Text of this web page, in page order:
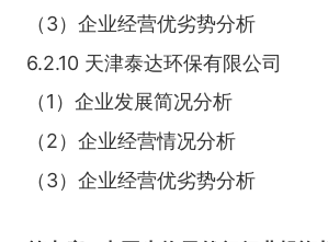
（3）企业经营优劣势分析
6.2.10 天津泰达环保有限公司
（1）企业发展简况分析
（2）企业经营情况分析
（3）企业经营优劣势分析